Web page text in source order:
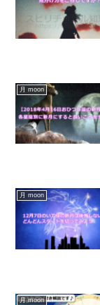
月 moon
月 moon
月 moon